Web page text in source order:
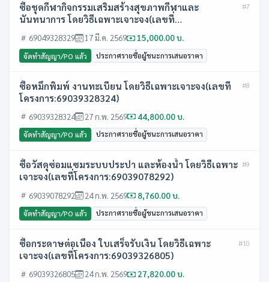
ซื้อชุดกีฬากิจกรรมเสริมสร้างสุขภาพกีฬาและ
นันทนาการ โดยวิธีเฉพาะเจาะจง(เลขที่
โครงการ:69049328329)
#7
69049328329 17 มี.ค. 2569 15,000.00 บ.
จัดทำสัญญา/PO แล้ว ประกาศรายชื่อผู้ชนะการเสนอราคา
ซื้อหมึกพิมพ์ งานทะเบียน โดยวิธีเฉพาะเจาะจง(เลขที่
โครงการ:69039328324)
#8
69039328324 27 ก.พ. 2569 44,800.00 บ.
จัดทำสัญญา/PO แล้ว ประกาศรายชื่อผู้ชนะการเสนอราคา
ซื้อวัสดุซ่อมแซมระบบประปา และห้องน้ำ โดยวิธีเฉพาะ
เจาะจง(เลขที่โครงการ:69039078292)
#9
69039078292 24 ก.พ. 2569 8,760.00 บ.
จัดทำสัญญา/PO แล้ว ประกาศรายชื่อผู้ชนะการเสนอราคา
ซื้อกระดาษต่อเนื่อง ใบเสร็จรับเงิน โดยวิธีเฉพาะ
เจาะจง(เลขที่โครงการ:69039326805)
#10
69039326805 24 ก.พ. 2569 27,820.00 บ.